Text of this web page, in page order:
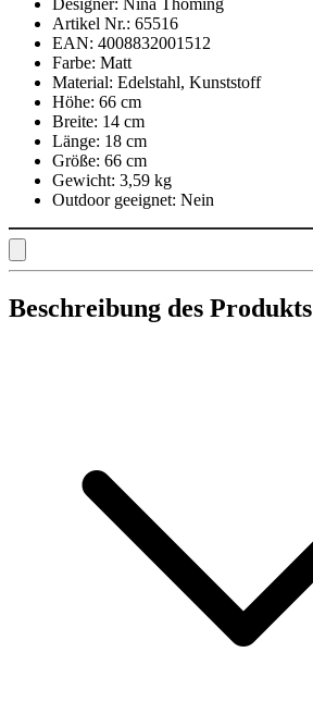
Designer: Nina Thöming
Artikel Nr.: 65516
EAN: 4008832001512
Farbe: Matt
Material: Edelstahl, Kunststoff
Höhe: 66 cm
Breite: 14 cm
Länge: 18 cm
Größe: 66 cm
Gewicht: 3,59 kg
Outdoor geeignet: Nein
Beschreibung des Produkts